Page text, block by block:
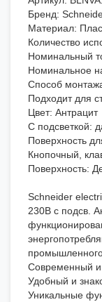
Бренд:
Материал:
Количество
Номинальный
Номинальное
Способ
Подходит для
Цвет: Антрацит
С подсветкой:
Поверхность
Кнопочный,
Поверхность:
Schneider
230В с подсв.
Современный и
Удобный и
Уникальные